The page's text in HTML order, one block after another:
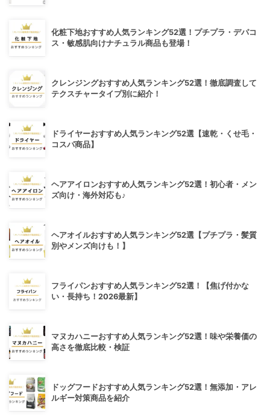
化粧下地おすすめ人気ランキング52選！プチプラ・デパコ
ス・敏感肌向けナチュラル商品も登場！
クレンジングおすすめ人気ランキング52選！徹底調査して
テクスチャータイプ別に紹介！
ドライヤーおすすめ人気ランキング52選【速乾・くせ毛・
コスパ商品】
ヘアアイロンおすすめ人気ランキング52選！初心者・メン
ズ向け・海外対応も♪
ヘアオイルおすすめ人気ランキング52選【プチプラ・髪質
別やメンズ向けも！】
フライパンおすすめ人気ランキング52選！【焦げ付かな
い・長持ち！2026最新】
マヌカハニーおすすめ人気ランキング52選！味や栄養価の
高さを徹底比較・検証
ドッグフードおすすめ人気ランキング52選！無添加・アレ
ルギー対策商品を紹介